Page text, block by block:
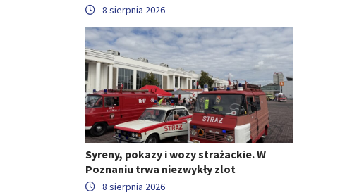
8 sierpnia 2026
Syreny, pokazy i wozy strażackie. W
Poznaniu trwa niezwykły zlot
8 sierpnia 2026